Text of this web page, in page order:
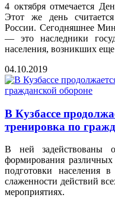
4 октября отмечается
Этот же день
России. Сегодняшнее
— это наследники
населения, возникших еще
04.10.2019
В Кузбассе
тренировка по
В ней задействованы
формирования
подготовки населения
слаженности действий
мероприятиях.